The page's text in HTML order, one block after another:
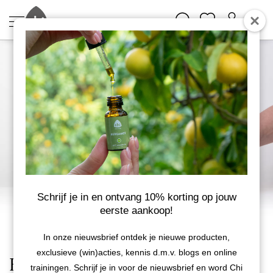
Hydrolaten - Cederhout
Schrijf je in en ontvang 10% korting op jouw
eerste aankoop!
In onze nieuwsbrief ontdek je nieuwe producten,
exclusieve (win)acties, kennis d.m.v. blogs en online
trainingen. Schrijf je in voor de nieuwsbrief en word Chi